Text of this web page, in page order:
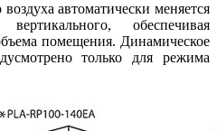
автоматически меняется
обеспечивая
помещения. Динамическое
только для режима